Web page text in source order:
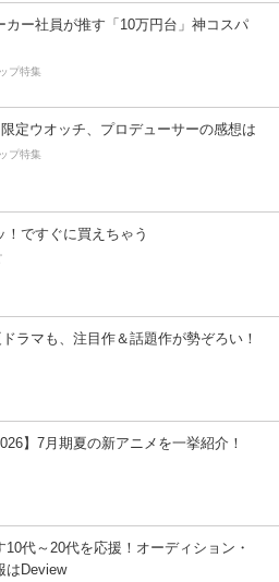
カー社員が推す「10万円台」神コスパ
プ特集
限定ウオッチ、プロデューサーの感想は
プ特集
！ですぐに買えちゃう
ラマも、注目作＆話題作が勢ぞろい！
】7月期夏の新アニメを一挙紹介！
10代～20代を応援！オーディション・
はDeview